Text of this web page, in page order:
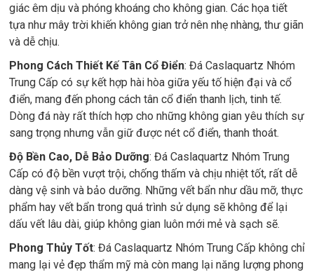
giác êm dịu và phóng khoáng cho không gian. Các họa tiết
tựa như mây trời khiến không gian trở nên nhẹ nhàng, thư giãn
và dễ chịu.
Phong Cách Thiết Kế Tân Cổ Điển: Đá Caslaquartz Nhóm
Trung Cấp có sự kết hợp hài hòa giữa yếu tố hiện đại và cổ
điển, mang đến phong cách tân cổ điển thanh lịch, tinh tế.
Dòng đá này rất thích hợp cho những không gian yêu thích sự
sang trọng nhưng vẫn giữ được nét cổ điển, thanh thoát.
Độ Bền Cao, Dễ Bảo Dưỡng: Đá Caslaquartz Nhóm Trung
Cấp có độ bền vượt trội, chống thấm và chịu nhiệt tốt, rất dễ
dàng vệ sinh và bảo dưỡng. Những vết bẩn như dầu mỡ, thực
phẩm hay vết bẩn trong quá trình sử dụng sẽ không để lại
dấu vết lâu dài, giúp không gian luôn mới mẻ và sạch sẽ.
Phong Thủy Tốt: Đá Caslaquartz Nhóm Trung Cấp không chỉ
mang lại vẻ đẹp thẩm mỹ mà còn mang lại năng lượng phong